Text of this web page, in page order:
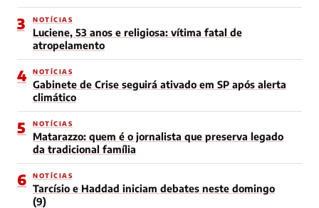
3 NOTÍCIAS
Luciene, 53 anos e religiosa: vítima fatal de
atropelamento
4 NOTÍCIAS
Gabinete de Crise seguirá ativado em SP após alerta
climático
5 NOTÍCIAS
Matarazzo: quem é o jornalista que preserva legado
da tradicional família
6 NOTÍCIAS
Tarcísio e Haddad iniciam debates neste domingo
(9)